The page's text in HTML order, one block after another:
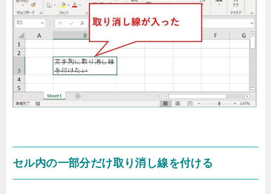
セル内の一部分だけ取り消し線を付ける